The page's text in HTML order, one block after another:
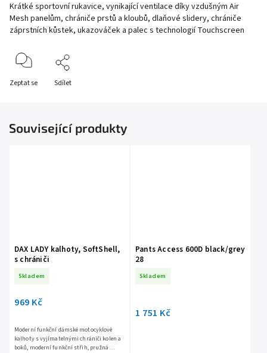
Krátké sportovní rukavice, vynikající ventilace díky vzdušným Air
Mesh panelům, chrániče prstů a kloubů, dlaňové slidery, chrániče
záprstních kůstek, ukazováček a palec s technologií Touchscreen
Zeptat se Sdílet
Související produkty
DAX LADY kalhoty, SoftShell,
s chrániči
Skladem
969 Kč
Moderní funkční dámské motocyklové
kalhoty s vyjímatelnými chrániči kolen a
boků, moderní funkční střih, pružná
Pants Access 600D black/grey
28
Skladem
1 751 Kč